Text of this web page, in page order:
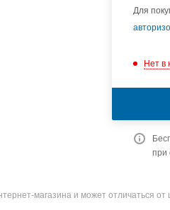
Для
Нет в
при
магазина и может отличаться от